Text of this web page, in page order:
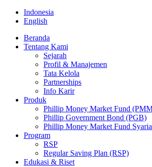
Indonesia
English
Beranda
Tentang Kami
Sejarah
Profil & Manajemen
Tata Kelola
Partnerships
Info Karir
Produk
Phillip Money Market Fund
Phillip Government Bond (PGB)
Phillip Money Market Fund
Program
RSP
Regular Saving Plan (RSP)
Edukasi & Riset